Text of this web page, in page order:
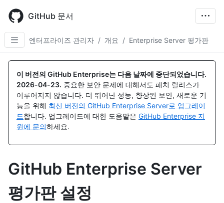
main
content
GitHub 문서
엔터프라이즈 관리자 / 개요 / Enterprise Server 평가판
이 버전의 GitHub Enterprise는 다음 날짜에 중단되었습니다.
2026-04-23. 중요한 보안 문제에 대해서도 패치 릴리스가
이루어지지 않습니다. 더 뛰어난 성능, 향상된 보안, 새로운 기
능을 위해 최신 버전의 GitHub Enterprise Server로 업그레이
드합니다. 업그레이드에 대한 도움말은 GitHub Enterprise 지
원에 문의하세요.
GitHub Enterprise Server
평가판 설정